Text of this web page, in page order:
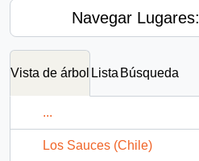
Navegar Lugares:
Vista de árbol Lista Búsqueda
...
Los Sauces (Chile)